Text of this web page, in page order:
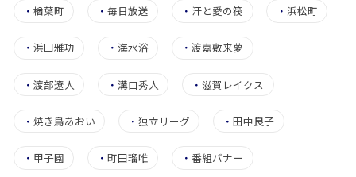
・ 楢葉町 ・毎日放送 ・ 汗と愛の筏 ・ 浜松町
・ 浜田雅功 ・海水浴 ・渡嘉敷来夢
・ 渡部遼人 ・溝口秀人 ・滋賀レイクス
・ 焼き鳥あおい ・独立リーグ ・田中良子
・ 甲子園 ・町田瑠唯 ・ 番組バナー